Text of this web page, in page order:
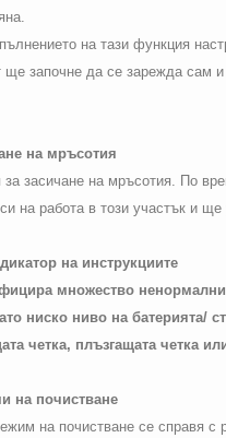
на тази функция
ще започне да се зарежда сам
на мръсотия
засичане на мръсотия. По
на работа в този участък и
на инструкциите
множество
ниско ниво на батерията/
четка, плъзгащата четка
на почистване
на почистване се справя